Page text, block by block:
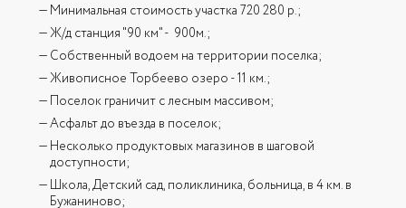
Минимальная стоимость участка 720 280 р.;
Ж/д станция "90 км" - 900м.;
Собственный водоем на территории поселка;
Живописное Торбеево озеро - 11 км.;
Поселок граничит с лесным массивом;
Асфальт до въезда в поселок;
Несколько продуктовых магазинов в шаговой
доступности;
Школа, Детский сад, поликлиника, больница, в 4 км. в
Бужаниново;